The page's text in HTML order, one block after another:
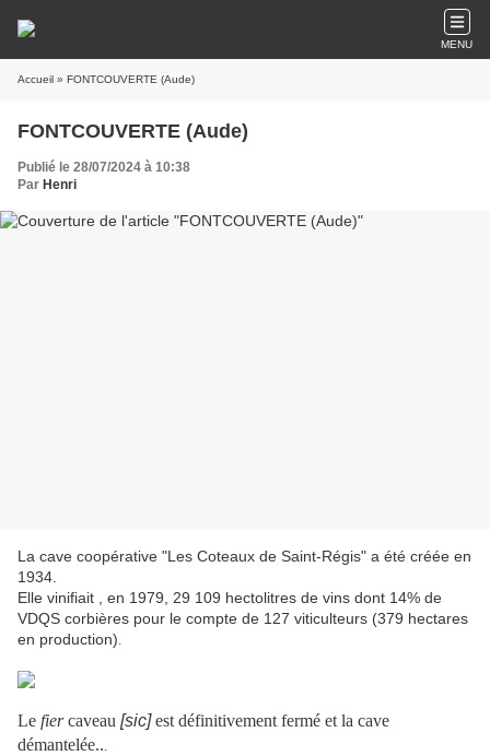
MENU
Accueil » FONTCOUVERTE (Aude)
FONTCOUVERTE (Aude)
Publié le 28/07/2024 à 10:38
Par Henri
La cave coopérative "Les Coteaux de Saint-Régis" a été créée en
1934.
Elle vinifiait , en 1979, 29 109 hectolitres de vins dont 14% de
VDQS corbières pour le compte de 127 viticulteurs (379 hectares
en production).
Le fiercaveau [sic]est définitivement fermé et la cave
démantelée...